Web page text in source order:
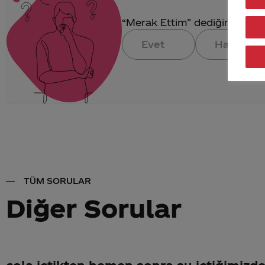
“Merak Ettim” dediğin
Evet
Hayır
TÜM SORULAR
Diğer Sorular